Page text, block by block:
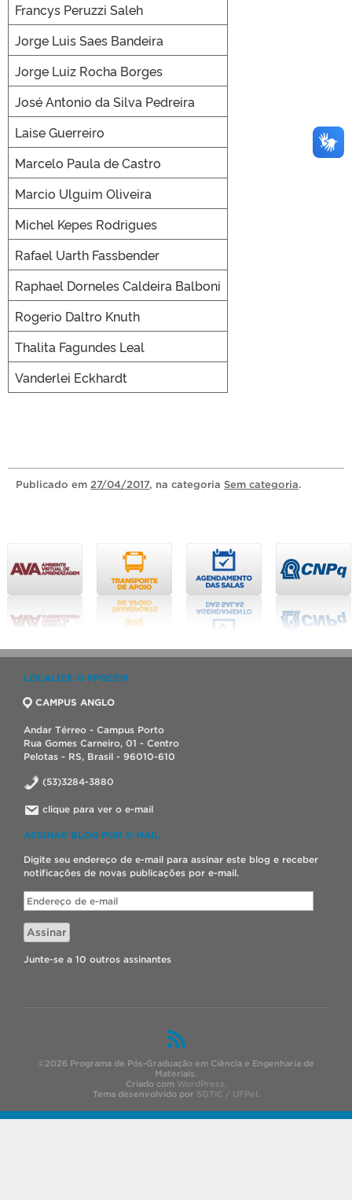
Francys Peruzzi Saleh
Jorge Luis Saes Bandeira
Jorge Luiz Rocha Borges
José Antonio da Silva Pedreira
Laise Guerreiro
Marcelo Paula de Castro
Marcio Ulguim Oliveira
Michel Kepes Rodrigues
Rafael Uarth Fassbender
Raphael Dorneles Caldeira Balboni
Rogerio Daltro Knuth
Thalita Fagundes Leal
Vanderlei Eckhardt
Publicado em 27/04/2017, na categoria Sem categoria.
LOCALIZE O PPGCEM
CAMPUS ANGLO
Andar Térreo - Campus Porto
Rua Gomes Carneiro, 01 - Centro
Pelotas - RS, Brasil - 96010-610
(53)3284-3880
clique para ver o e-mail
ASSINAR BLOG POR E-MAIL
Digite seu endereço de e-mail para assinar este blog e receber
notificações de novas publicações por e-mail.
Endereço
de
e-
mail
Assinar
Junte-se a 10 outros assinantes
©2026 Programa de Pós-Graduação em Ciência e Engenharia de
Materiais.
Criado com WordPress.
Tema desenvolvido por SGTIC / UFPel.